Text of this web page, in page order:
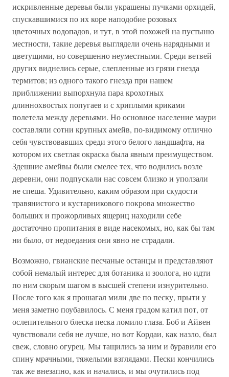
искривленные деревья были украшены пучками орхидей,
спускавшимися по их коре наподобие розовых
цветочных водопадов, и тут, в этой похожей на пустыню
местности, такие деревья выглядели очень нарядными и
цветущими, но совершенно неуместными. Среди ветвей
других виднелись серые, слепленные из грязи гнезда
термитов; из одного такого гнезда при нашем
приближении выпорхнула пара крохотных
длиннохвостых попугаев и с хриплыми криками
полетела между деревьями. Но основное население маури
составляли сотни крупных амейв, по-видимому отлично
себя чувствовавших среди этого белого ландшафта, на
котором их светлая окраска была явным преимуществом.
Здешние амейвы были смелее тех, что водились возле
деревни, они подпускали нас совсем близко и уползали
не спеша. Удивительно, каким образом при скудости
травянистого и кустарникового покрова множество
больших и прожорливых ящериц находили себе
достаточно пропитания в виде насекомых, но, как бы там
ни было, от недоедания они явно не страдали.
Возможно, гвианские песчаные останцы и представляют
собой немалый интерес для ботаника и зоолога, но идти
по ним скорым шагом в высшей степени изнурительно.
После того как я прошагал мили две по песку, прыти у
меня заметно поубавилось. С меня градом катил пот, от
ослепительного блеска песка ломило глаза. Боб и Айвен
чувствовали себя не лучше, но вот Кордаи, как назло, был
свеж, словно огурец. Мы тащились за ним и буравили его
спину мрачными, тяжелыми взглядами. Пески кончились
так же внезапно, как и начались, и мы очутились под